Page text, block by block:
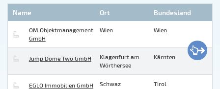
Name Ort Bundesland
OM Objektmanagement
GmbH
Wien Wien
Jump Dome Two GmbH
Klagenfurt am
Wörthersee
Kärnten
EGLO Immobilien GmbH Schwaz Tirol